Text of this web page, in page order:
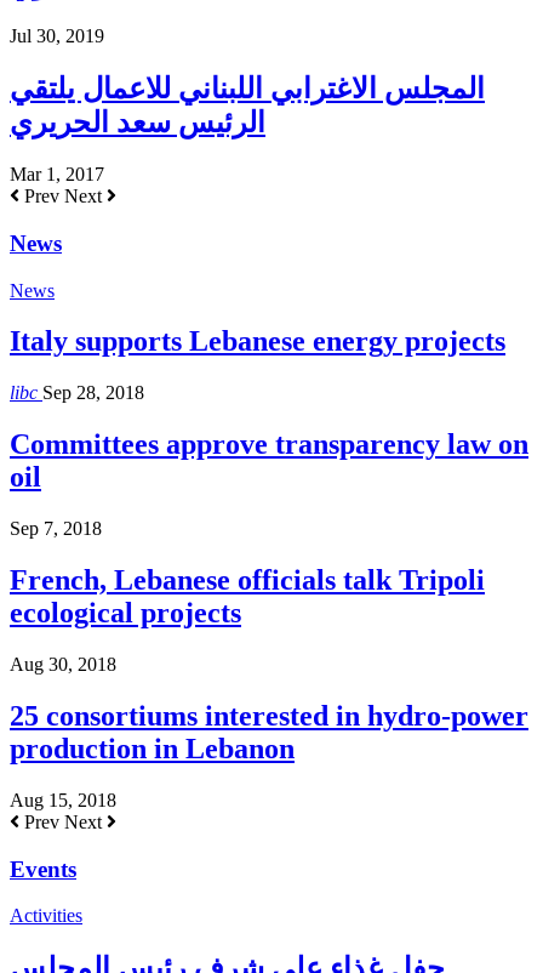
Jul 30, 2019
المجلس الاغترابي اللبناني للاعمال يلتقي
الرئيس سعد الحريري
Mar 1, 2017
Prev Next
News
News
Italy supports Lebanese energy projects
libc Sep 28, 2018
Committees approve transparency law on
oil
Sep 7, 2018
French, Lebanese officials talk Tripoli
ecological projects
Aug 30, 2018
25 consortiums interested in hydro-power
production in Lebanon
Aug 15, 2018
Prev Next
Events
Activities